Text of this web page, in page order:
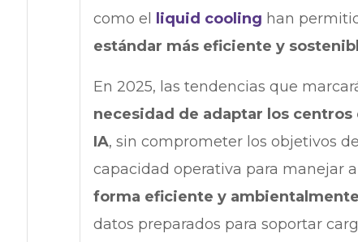
como el
liquid cooling han
estándar más eficiente y
En 2025, las tendencias que
necesidad de adaptar los
IA, sin comprometer los objetivos
capacidad operativa para manejar
forma eficiente y
datos preparados para soportar